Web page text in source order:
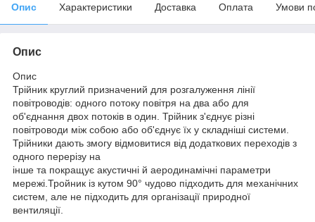
Опис Характеристики Доставка Оплата Умови
Опис
Опис
Трійник круглий призначений для розгалуження лінії
повітроводів: одного потоку повітря на два або для
об'єднання двох потоків в один. Трійник з'єднує різні
повітроводи між собою або об'єднує їх у складніші системи.
Трійники дають змогу відмовитися від додаткових переходів з
одного перерізу на
інше та покращує акустичні й аеродинамічні параметри
мережі.Тройник із кутом 90° чудово підходить для механічних
систем, але не підходить для організації природної
вентиляції.